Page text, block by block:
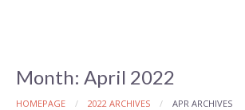
Month: April 2022
HOMEPAGE 2022 ARCHIVES APR ARCHIVES